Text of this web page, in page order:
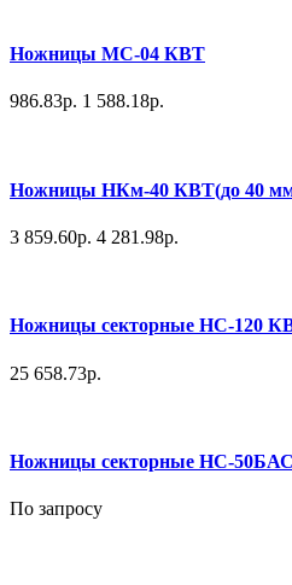
Ножницы МС-04 КВТ
986.83р. 1 588.18р.
Ножницы НКм-40 КВТ(до 40
3 859.60р. 4 281.98р.
Ножницы секторные НС-120
25 658.73р.
Ножницы секторные НС-
По запросу